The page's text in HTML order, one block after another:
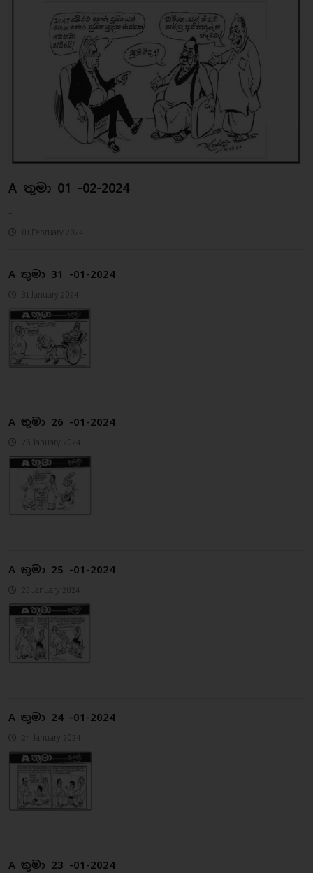
A තුමා 01 -02-2024
..
01 February 2024
A තුමා 31 -01-2024
31 January 2024
A තුමා 26 -01-2024
26 January 2024
A තුමා 25 -01-2024
25 January 2024
A තුමා 24 -01-2024
24 January 2024
A තුමා 23 -01-2024